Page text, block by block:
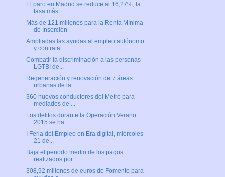
El paro en Madrid se reduce al 16,27%, la
tasa más...
Más de 121 millones para la Renta Mínima
de Inserción
Ampliadas las ayudas al empleo autónomo
y contrata...
Combatir la discriminación a las personas
LGTBI de...
Regeneración y renovación de 7 áreas
urbanas de la...
360 nuevos conductores del Metro para
mediados de ...
Los delitos durante la Operación Verano
2015 se ha...
I Feria del Empleo en Era digital, miércoles
21 de...
Baja el periodo medio de los pagos
realizados por ...
308,92 millones de euros de Fomento para